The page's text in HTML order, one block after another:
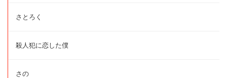
さとろく
殺人犯に恋した僕
さの